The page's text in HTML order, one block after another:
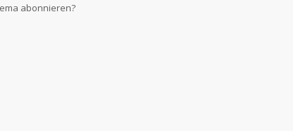
abonnieren?